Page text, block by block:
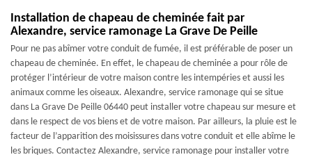
Installation de chapeau de cheminée fait par
Alexandre, service ramonage La Grave De Peille
Pour ne pas abîmer votre conduit de fumée, il est préférable de poser un
chapeau de cheminée. En effet, le chapeau de cheminée a pour rôle de
protéger l’intérieur de votre maison contre les intempéries et aussi les
animaux comme les oiseaux. Alexandre, service ramonage qui se situe
dans La Grave De Peille 06440 peut installer votre chapeau sur mesure et
dans le respect de vos biens et de votre maison. Par ailleurs, la pluie est le
facteur de l’apparition des moisissures dans votre conduit et elle abîme le
les briques. Contactez Alexandre, service ramonage pour installer votre